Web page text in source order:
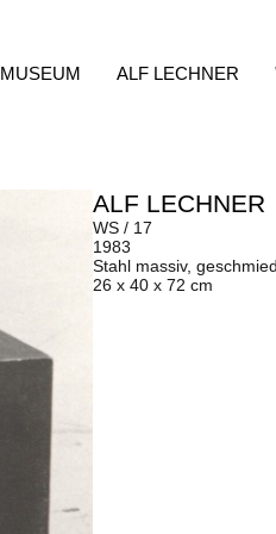
MUSEUM ALF LECHNER
ALF LECHNER
WS / 17
1983
Stahl massiv,
26 x 40 x 72 cm